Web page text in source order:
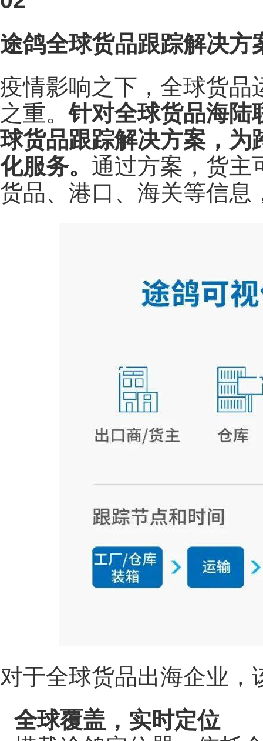
途鸽全球货品跟踪解决方
疫情影响之下，全球货品
之重。针对全球货品海陆
球货品跟踪解决方案，为
化服务。 通过方案，货主
货品、港口、海关等信息
对于全球货品出海企业
全球覆盖，实时定位